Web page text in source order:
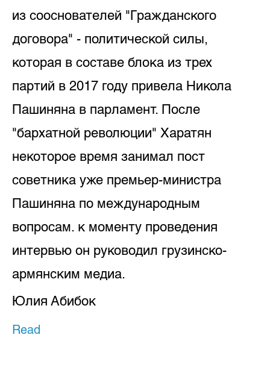
из сооснователей "Гражданского
договора" - политической силы,
которая в составе блока из трех
партий в 2017 году привела Никола
Пашиняна в парламент. После
"бархатной революции" Харатян
некоторое время занимал пост
советника уже премьер-министра
Пашиняна по международным
вопросам. к моменту проведения
интервью он руководил грузинско-
армянским медиа.
Юлия Абибок
Read